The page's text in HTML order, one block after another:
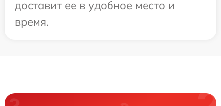
доставит ее в удобное место и
время.